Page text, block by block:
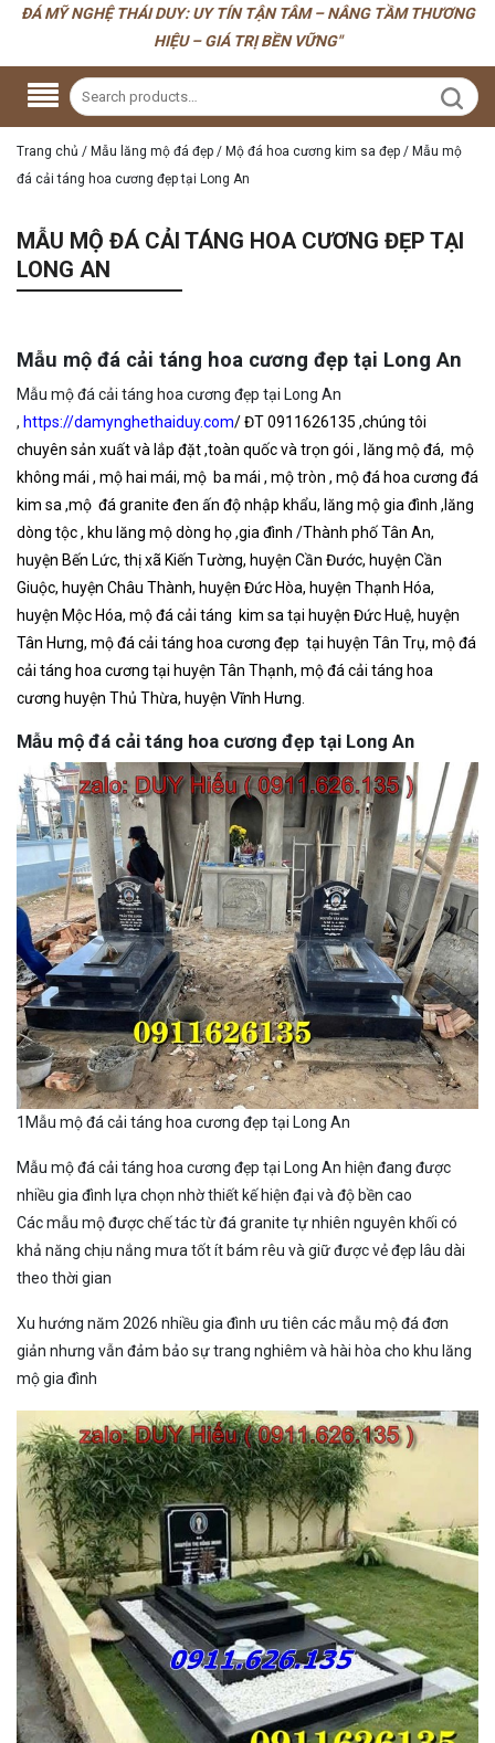
ĐÁ MỸ NGHỆ THÁI DUY: UY TÍN TẬN TÂM – NÂNG TẦM THƯƠNG
HIỆU – GIÁ TRỊ BỀN VỮNG"
Trang chủ / Mẫu lăng mộ đá đẹp / Mộ đá hoa cương kim sa đẹp / Mẫu mộ
đá cải táng hoa cương đẹp tại Long An
MẪU MỘ ĐÁ CẢI TÁNG HOA CƯƠNG ĐẸP TẠI
LONG AN
Mẫu mộ đá cải táng hoa cương đẹp tại Long An
Mẫu mộ đá cải táng hoa cương đẹp tại Long An
, https://damynghethaiduy.com/ĐT 0911626135 ,chúng tôi
chuyên sản xuất và lắp đặt ,toàn quốc và trọn gói , lăng mộ đá, mộ
không mái , mộ hai mái, mộ ba mái , mộ tròn , mộ đá hoa cương đá
kim sa ,mộ đá granite đen ấn độ nhập khẩu, lăng mộ gia đình ,lăng
dòng tộc , khu lăng mộ dòng họ ,gia đình /Thành phố Tân An,
huyện Bến Lức, thị xã Kiến Tường, huyện Cần Đước, huyện Cần
Giuộc, huyện Châu Thành, huyện Đức Hòa, huyện Thạnh Hóa,
huyện Mộc Hóa, mộ đá cải táng kim sa tại huyện Đức Huệ, huyện
Tân Hưng, mộ đá cải táng hoa cương đẹp tại huyện Tân Trụ, mộ đá
cải táng hoa cương tại huyện Tân Thạnh, mộ đá cải táng hoa
cương huyện Thủ Thừa, huyện Vĩnh Hưng.
Mẫu mộ đá cải táng hoa cương đẹp tại Long An
1Mẫu mộ đá cải táng hoa cương đẹp tại Long An
Mẫu mộ đá cải táng hoa cương đẹp tại Long An hiện đang được
nhiều gia đình lựa chọn nhờ thiết kế hiện đại và độ bền cao
Các mẫu mộ được chế tác từ đá granite tự nhiên nguyên khối có
khả năng chịu nắng mưa tốt ít bám rêu và giữ được vẻ đẹp lâu dài
theo thời gian
Xu hướng năm 2026 nhiều gia đình ưu tiên các mẫu mộ đá đơn
giản nhưng vẫn đảm bảo sự trang nghiêm và hài hòa cho khu lăng
mộ gia đình